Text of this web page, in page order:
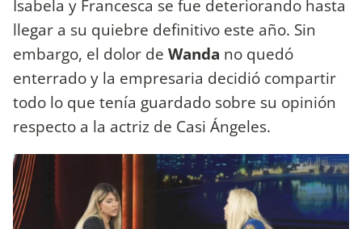
Isabela y Francesca se fue deteriorando hasta
llegar a su quiebre definitivo este año. Sin
embargo, el dolor de Wanda no quedó
enterrado y la empresaria decidió compartir
todo lo que tenía guardado sobre su opinión
respecto a la actriz de Casi Ángeles.